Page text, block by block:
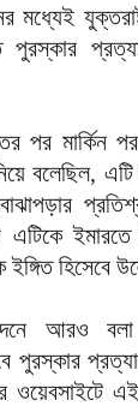
মধ্যেই
পর মার্কিন
বলেছিল,
এটিকে ইমারতে
ইঙ্গিত হিসেবে
আরও
পুরস্কার